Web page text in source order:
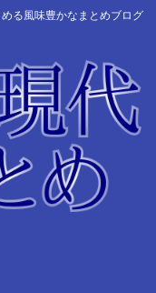
る風味豊かなまとめブログ